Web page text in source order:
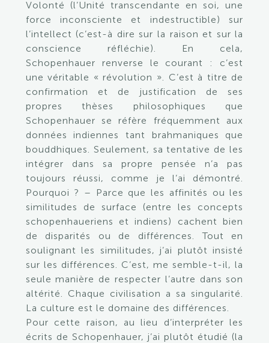
Volonté (l’Unité transcendante en soi, une
force inconsciente et indestructible) sur
l’intellect (c’est-à dire sur la raison et sur la
conscience réfléchie). En cela,
Schopenhauer renverse le courant : c’est
une véritable « révolution ». C’est à titre de
confirmation et de justification de ses
propres thèses philosophiques que
Schopenhauer se réfère fréquemment aux
données indiennes tant brahmaniques que
bouddhiques. Seulement, sa tentative de les
intégrer dans sa propre pensée n’a pas
toujours réussi, comme je l’ai démontré.
Pourquoi ? – Parce que les affinités ou les
similitudes de surface (entre les concepts
schopenhaueriens et indiens) cachent bien
de disparités ou de différences. Tout en
soulignant les similitudes, j’ai plutôt insisté
sur les différences. C’est, me semble-t-il, la
seule manière de respecter l’autre dans son
altérité. Chaque civilisation a sa singularité.
La culture est le domaine des différences.
Pour cette raison, au lieu d’interpréter les
écrits de Schopenhauer, j’ai plutôt étudié (la